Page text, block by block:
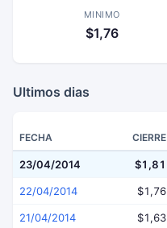
MINIMO
$1,76
Ultimos dias
FECHA CIERRE
23/04/2014 $1,81
22/04/2014 $1,76
21/04/2014 $1,63